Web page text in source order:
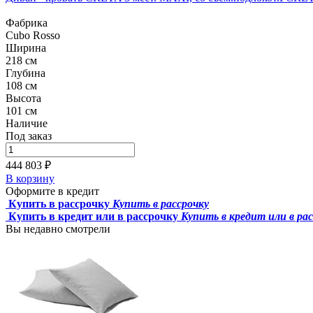
Фабрика
Cubo Rosso
Ширина
218 см
Глубина
108 см
Высота
101 см
Наличие
Под заказ
444 803 ₽
В корзину
Оформите в кредит
Купить в рассрочку Купить в рассрочку
Купить в кредит или в рассрочку Купить в кредит или в
Вы недавно смотрели